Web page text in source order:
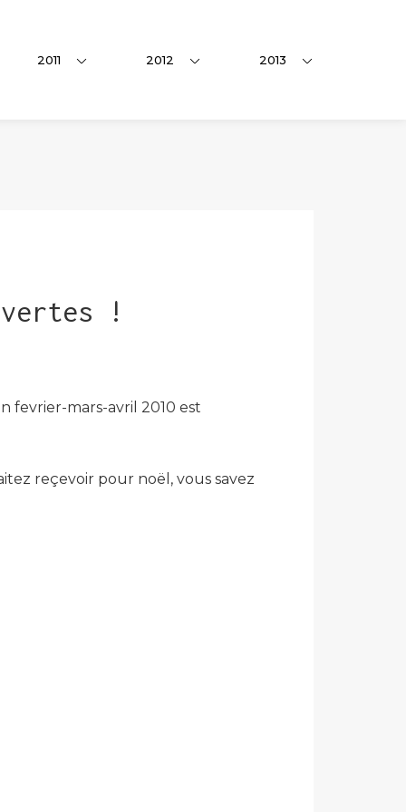
2011 2012 2013
!
fevrier-mars-avril 2010 est
reçevoir pour noël, vous savez